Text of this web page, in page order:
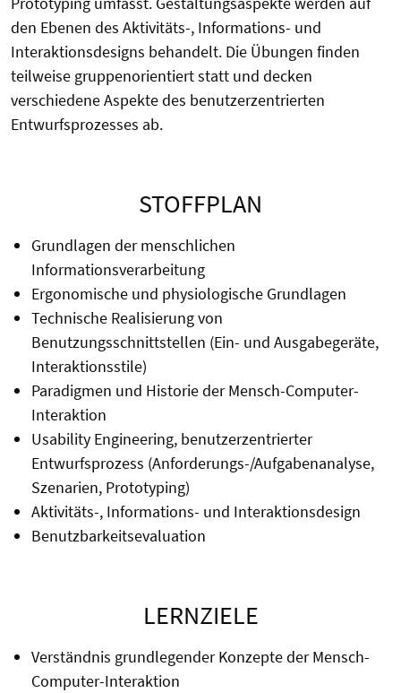
den Ebenen des Aktivitäts-, Informations- und
Interaktionsdesigns behandelt. Die Übungen finden
teilweise gruppenorientiert statt und decken
verschiedene Aspekte des benutzerzentrierten
Entwurfsprozesses ab.
STOFFPLAN
Grundlagen der menschlichen
Informationsverarbeitung
Ergonomische und physiologische Grundlagen
Technische Realisierung von
Benutzungsschnittstellen (Ein- und Ausgabegeräte,
Interaktionsstile)
Paradigmen und Historie der Mensch-Computer-
Interaktion
Usability Engineering, benutzerzentrierter
Entwurfsprozess (Anforderungs-/Aufgabenanalyse,
Szenarien, Prototyping)
Aktivitäts-, Informations- und Interaktionsdesign
Benutzbarkeitsevaluation
LERNZIELE
Verständnis grundlegender Konzepte der Mensch-
Computer-Interaktion